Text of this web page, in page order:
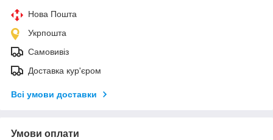
Нова Пошта
Укрпошта
Самовивіз
Доставка кур'єром
Всі умови доставки
Умови оплати